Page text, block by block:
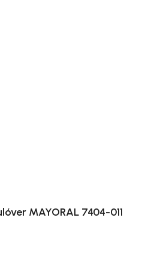
MAYORAL 7404-011